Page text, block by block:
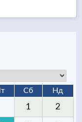
Сб Нд
1 2